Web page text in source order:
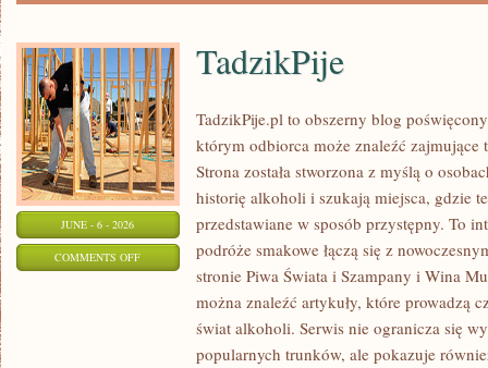
JUNE - 6 - 2026
COMMENTS OFFON
TADZIKPIJE
TadzikPije
TadzikPije.pl to obszerny blog
którym odbiorca może znaleźć zajmujące
Strona została stworzona z myślą o
historię alkoholi i szukają miejsca, gdzie
przedstawiane w sposób przystępny. To
podróże smakowe łączą się z
stronie Piwa Świata i Szampany i Wina
można znaleźć artykuły, które prowadzą
świat alkoholi. Serwis nie ogranicza się
popularnych trunków, ale pokazuje